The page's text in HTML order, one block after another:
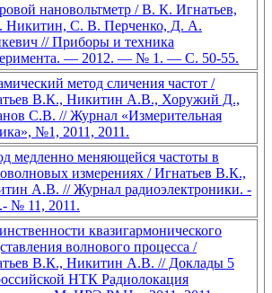
нановольтметр / В. К. Игнатьев,
Никитин, С. В. Перченко, Д. А.
// Приборы и техника
— 2012. — № 1. — С. 50-55.
метод сличения частот /
В.К., Никитин А.В., Хоружий Д.,
С.В. // Журнал «Измерительная
№1, 2011, 2011.
медленно меняющейся частоты в
измерениях / Игнатьев В.К.,
А.В. // Журнал радиоэлектроники. -
№ 11, 2011.
квазигармонического
волнового процесса /
В.К., Никитин А.В. // Доклады 5
НТК Радиолокация